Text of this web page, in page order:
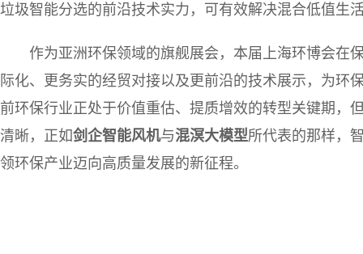
垃圾智能分选的前沿技术实力，可有效解决混合低值生
作为亚洲环保领域的旗舰展会，本届上海环博会在
际化、更务实的经贸对接以及更前沿的技术展示，为环
前环保行业正处于价值重估、提质增效的转型关键期，
清晰，正如剑 企智能风机与混溟大模型所代表的那样，
领环保产业迈向高质量发展的新征程。